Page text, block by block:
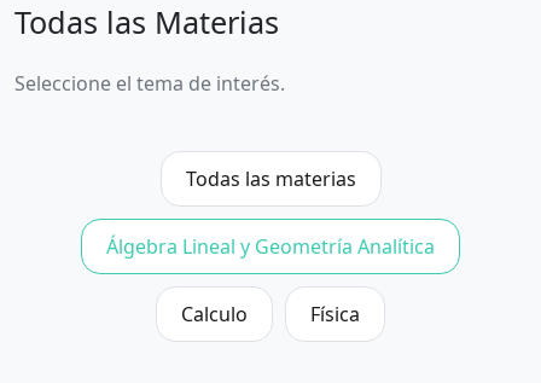
Todas las Materias
Seleccione el tema de interés.
Todas las materias
Álgebra Lineal y Geometría Analítica
Calculo Física